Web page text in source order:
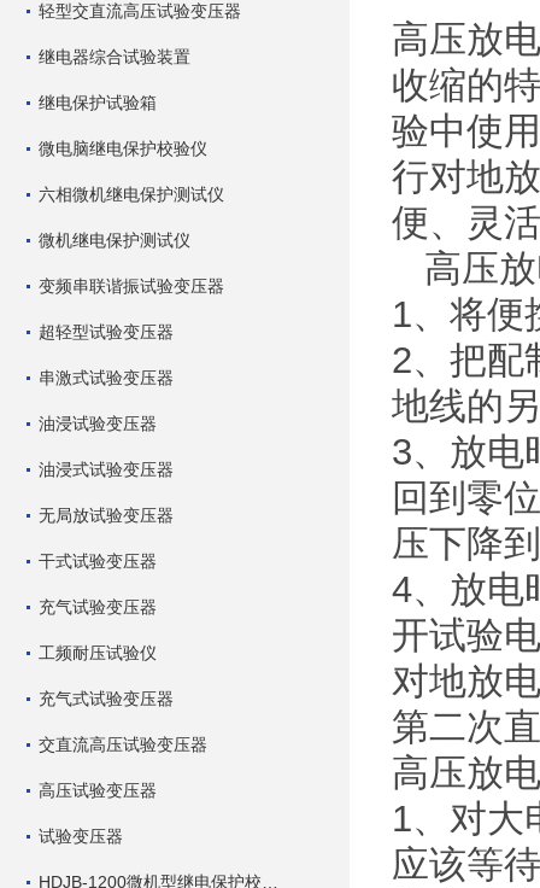
轻型交直流高压试验变压器
继电器综合试验装置
继电保护试验箱
微电脑继电保护校验仪
六相微机继电保护测试仪
微机继电保护测试仪
变频串联谐振试验变压器
超轻型试验变压器
串激式试验变压器
油浸试验变压器
油浸式试验变压器
无局放试验变压器
干式试验变压器
充气试验变压器
工频耐压试验仪
充气式试验变压器
交直流高压试验变压器
高压试验变压器
试验变压器
高压放
收缩的
验中使
行对地
便、灵
高压放
1、将便
2、把配
地线的
3、放电
回到零
压下降
4、放电
开试验
对地放
第二次
高压放
1、对大
应该等